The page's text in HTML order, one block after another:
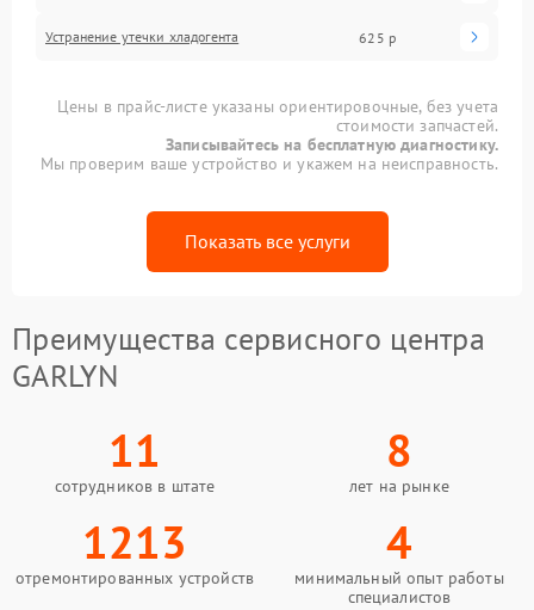
Устранение утечки хладогента 625 р
Цены в прайс-листе указаны ориентировочные, без учета
стоимости запчастей.
Записывайтесь на бесплатную диагностику.
Мы проверим ваше устройство и укажем на неисправность.
Показать все услуги
Преимущества сервисного центра
GARLYN
11
сотрудников в штате
8
лет на рынке
1213
отремонтированных устройств
4
минимальный опыт работы
специалистов